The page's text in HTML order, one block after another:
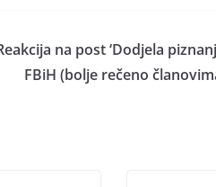
na post ‘Dodjela
FBiH (bolje rečeno